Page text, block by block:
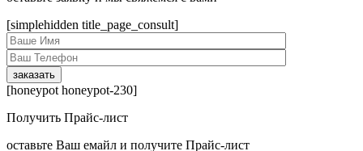
[simplehidden title_page_consult]
[honeypot honeypot-230]
Получить Прайс-лист
оcтавьте Ваш емайл и получите Прайс-лист